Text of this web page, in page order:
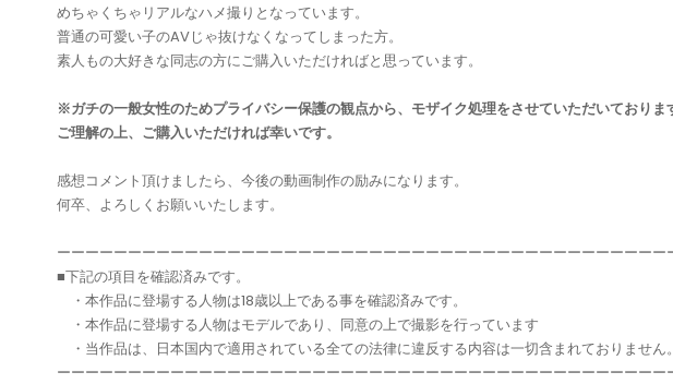
めちゃくちゃリアルなハメ撮りとなっています。
普通の可愛い子のAVじゃ抜けなくなってしまった方。
素人もの大好きな同志の方にご購入いただければと思っています。
※ガチの一般女性のためプライバシー保護の観点から、モザイク処理をさせていただいておりま
ご理解の上、ご購入いただければ幸いです。
感想コメント頂けましたら、今後の動画制作の励みになります。
何卒、よろしくお願いいたします。
ーーーーーーーーーーーーーーーーーーーーーーーーーーーーーーーーーーーーーーーーーーー
■下記の項目を確認済みです。
・本作品に登場する人物は18歳以上である事を確認済みです。
・本作品に登場する人物はモデルであり、同意の上で撮影を行っています
・当作品は、日本国内で適用されている全ての法律に違反する内容は一切含まれておりません。
ーーーーーーーーーーーーーーーーーーーーーーーーーーーーーーーーーーーーーーーーーーー